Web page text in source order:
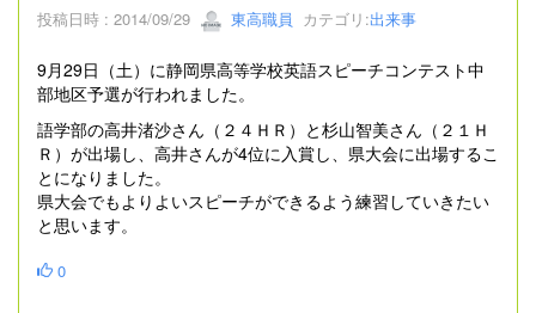
投稿日時 : 2014/09/29 東高職員 カテゴリ:出来事
9月29日（土）に静岡県高等学校英語スピーチコンテスト中
部地区予選が行われました。
語学部の高井渚沙さん（２４ＨＲ）と杉山智美さん（２１Ｈ
Ｒ）が出場し、高井さんが4位に入賞し、県大会に出場するこ
とになりました。
県大会でもよりよいスピーチができるよう練習していきたい
と思います。
0